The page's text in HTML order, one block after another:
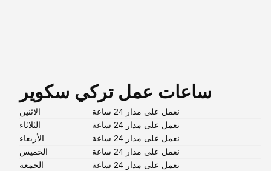
ساعات عمل تركي سكوير
الاثنين
نعمل على مدار 24 ساعة
الثلاثاء
نعمل على مدار 24 ساعة
الأربعاء
نعمل على مدار 24 ساعة
الخميس
نعمل على مدار 24 ساعة
الجمعة
نعمل على مدار 24 ساعة